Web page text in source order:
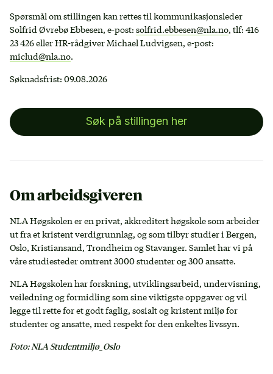
Spørsmål om stillingen kan rettes til kommunikasjonsleder
Solfrid Øvrebø Ebbesen, e-post: solfrid.ebbesen@nla.no, tlf: 416
23 426 eller HR-rådgiver Michael Ludvigsen, e-post:
miclud@nla.no.
Søknadsfrist: 09.08.2026
Søk på stillingen her
Om arbeidsgiveren
NLA Høgskolen er en privat, akkreditert høgskole som arbeider
ut fra et kristent verdigrunnlag, og som tilbyr studier i Bergen,
Oslo, Kristiansand, Trondheim og Stavanger. Samlet har vi på
våre studiesteder omtrent 3000 studenter og 300 ansatte.
NLA Høgskolen har forskning, utviklingsarbeid, undervisning,
veiledning og formidling som sine viktigste oppgaver og vil
legge til rette for et godt faglig, sosialt og kristent miljø for
studenter og ansatte, med respekt for den enkeltes livssyn.
Foto: NLA Studentmiljø_Oslo